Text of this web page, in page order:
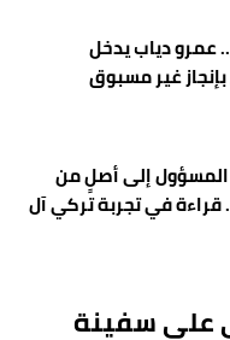
عمرو دياب يدخل
غير مسبوق
إلى أصلٍ من
في تجربة تركي آل
على سفينة